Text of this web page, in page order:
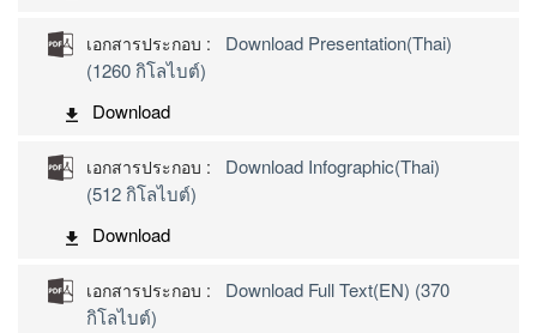
เอกสารประกอบ :
Download Presentation(Thai)
(1260 กิโลไบต์)
Download
เอกสารประกอบ :
Download Infographic(Thai)
(512 กิโลไบต์)
Download
เอกสารประกอบ :
Download Full Text(EN) (370
กิโลไบต์)